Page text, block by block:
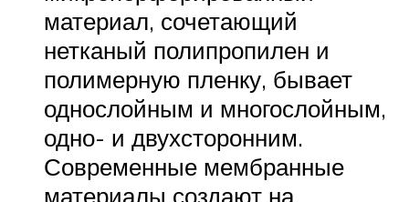
материал, сочетающий
нетканый полипропилен и
полимерную пленку, бывает
однослойным и многослойным,
одно- и двухсторонним.
Современные мембранные
материалы создают на